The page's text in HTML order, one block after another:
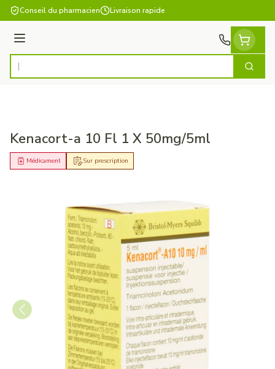
Aller au contenu
Conseil du pharmacien Livraison rapide
Menu
Rechercher
Kenacort-a 10 Fl 1 X 50mg/5ml
Sur prescription
Médicament